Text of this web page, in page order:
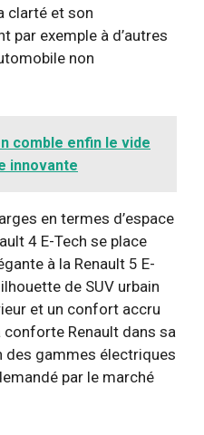
clarté et son
par exemple à d’autres
non
comble enfin le vide
innovante
en termes d’espace
4 E-Tech se place
à la Renault 5 E-
de SUV urbain
et un confort accru
Renault dans sa
gammes électriques
par le marché